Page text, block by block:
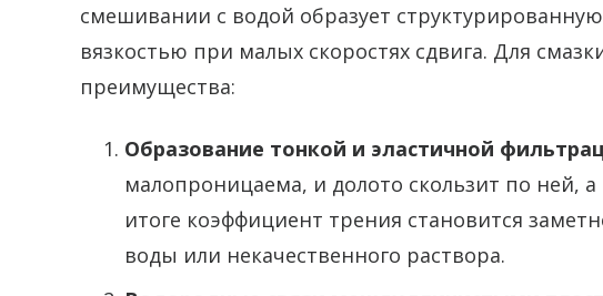
смешивании с водой образует
вязкостью при малых скоростях сдвига. Для
преимущества:
Образование тонкой и эластичной
малопроницаема, и долото скользит по ней,
итоге коэффициент трения становится
воды или некачественного раствора.